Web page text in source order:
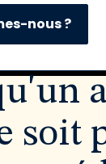
nous ?
soit